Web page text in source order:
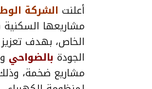
أعلنت الشركة
مشاريعها
الخاص، بهدف
الجودة بالضواحي